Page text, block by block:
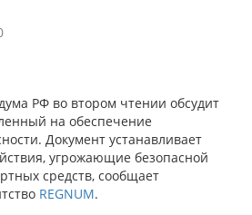
РФ во втором чтении обсудит
на обеспечение
Документ устанавливает
угрожающие безопасной
средств, сообщает
REGNUM.